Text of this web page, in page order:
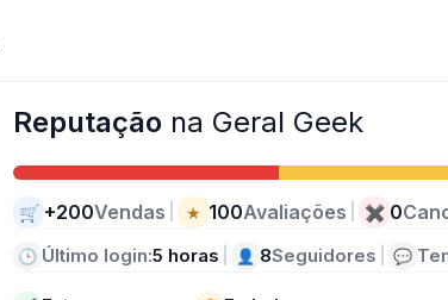
Reputação na Geral Geek
🛒 +200Vendas ★ 100Avaliações ✖ 0
🕒 Último login:5 horas 👤 8Seguidores 💬